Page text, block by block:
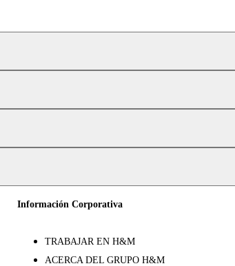
Información Corporativa
TRABAJAR EN H&M
ACERCA DEL GRUPO H&M